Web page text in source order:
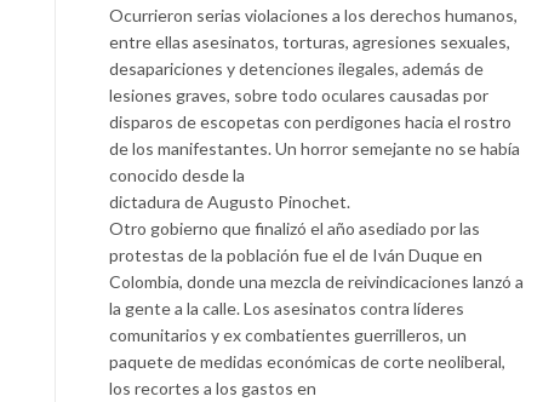
Ocurrieron serias violaciones a los derechos humanos,
entre ellas asesinatos, torturas, agresiones sexuales,
desapariciones y detenciones ilegales, además de
lesiones graves, sobre todo oculares causadas por
disparos de escopetas con perdigones hacia el rostro
de los manifestantes. Un horror semejante no se había
conocido desde la
dictadura de Augusto Pinochet.
Otro gobierno que finalizó el año asediado por las
protestas de la población fue el de Iván Duque en
Colombia, donde una mezcla de reivindicaciones lanzó a
la gente a la calle. Los asesinatos contra líderes
comunitarios y ex combatientes guerrilleros, un
paquete de medidas económicas de corte neoliberal,
los recortes a los gastos en